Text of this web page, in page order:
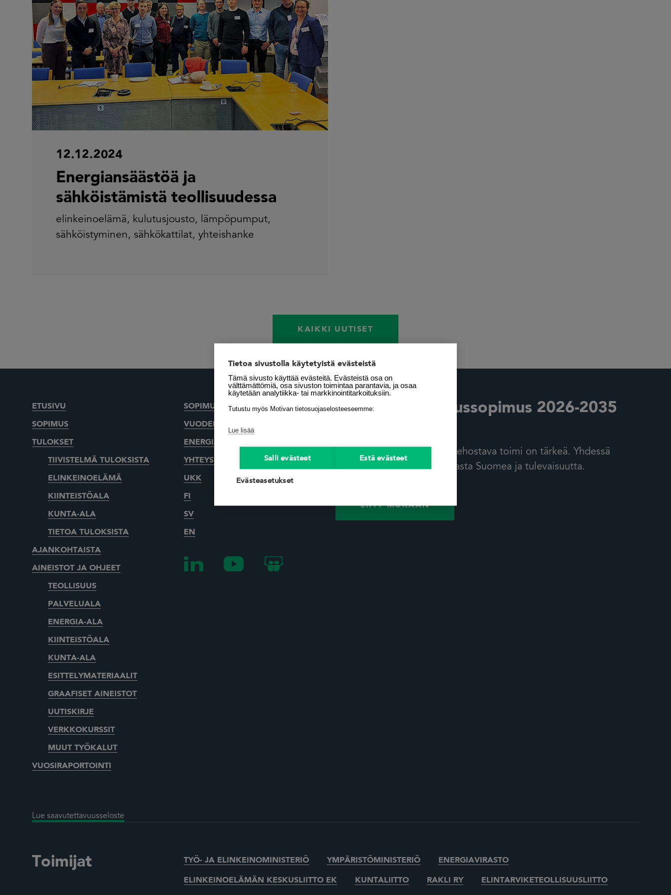
12.12.2024
Energiansäästöä ja
sähköistämistä teollisuudessa
elinkeinoelämä, kulutusjousto, lämpöpumput,
sähköistyminen, sähkökattilat, yhteishanke
KAIKKI UUTISET
ETUSIVU
SOPIMUS
TULOKSET
TIIVISTELMÄ TULOKSISTA
ELINKEINOELÄMÄ
KIINTEISTÖALA
KUNTA-ALA
TIETOA TULOKSISTA
AJANKOHTAISTA
AINEISTOT JA OHJEET
TEOLLISUUS
PALVELUALA
ENERGIA-ALA
KIINTEISTÖALA
KUNTA-ALA
ESITTELYMATERIAALIT
GRAAFISET AINEISTOT
UUTISKIRJE
VERKKOKURSSIT
MUUT TYÖKALUT
VUOSIRAPORTOINTI
SOPIMUKSEEN LIITTYNEET
VUODEN ENERGIANEROKAS
ENERGIASTUDIO
YHTEYSTIEDOT
UKK
FI
SV
EN
Energiatehokkuussopimus 2026-2035
Jokainen energiankäyttöä tehostava toimi on tärkeä. Yhdessä
rakennamme energiatehokasta Suomea ja tulevaisuutta.
LIITY MUKAAN
Lue saavutettavuusseloste
Toimijat TYÖ- JA ELINKEINOMINISTERIÖ YMPÄRISTÖMINISTERIÖ ENERGIAVIRASTO
ELINKEINOELÄMÄN KESKUSLIITTO EK KUNTALIITTO RAKLI RY ELINTARVIKETEOLLISUUSLIITTO
Tietoa sivustolla käytetyistä evästeistä
Tämä sivusto käyttää evästeitä. Evästeistä osa on
välttämättömiä, osa sivuston toimintaa parantavia, ja osaa
käytetään analytiikka- tai markkinointitarkoituksiin.
Tutustu myös Motivan tietosuojaselosteeseemme:
Lue lisää
Salli evästeet Estä evästeet
Evästeasetukset